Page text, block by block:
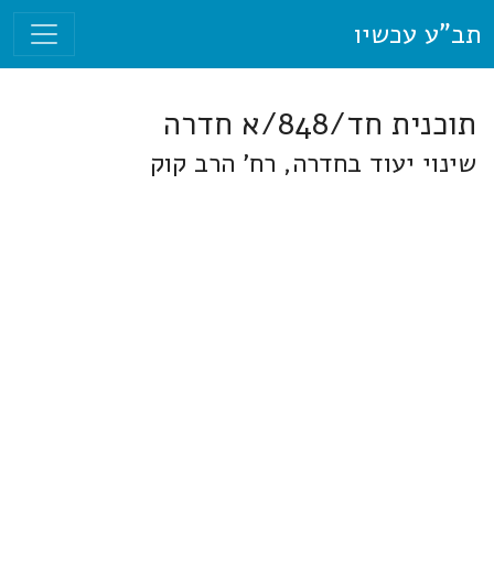
תב"ע עכשיו
תוכנית חד/848/א חדרה
שינוי יעוד בחדרה, רח' הרב קוק